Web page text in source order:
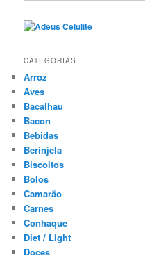
CATEGORIAS
Arroz
Aves
Bacalhau
Bacon
Bebidas
Berinjela
Biscoitos
Bolos
Camarão
Carnes
Conhaque
Diet / Light
Doces